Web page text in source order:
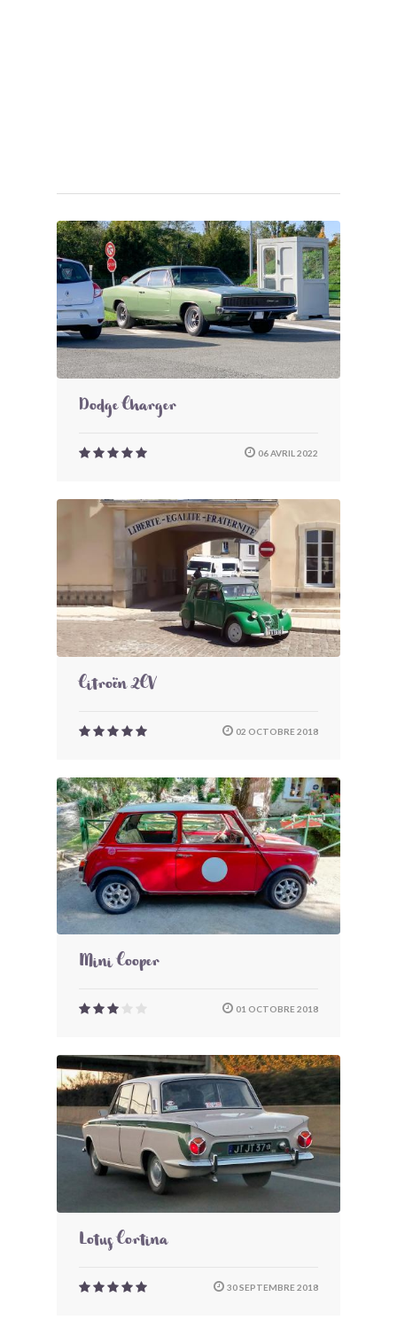
Dodge Charger
06 AVRIL 2022
Citroën 2CV
02 OCTOBRE 2018
Mini Cooper
01 OCTOBRE 2018
Lotus Cortina
30 SEPTEMBRE 2018